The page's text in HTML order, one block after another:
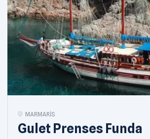
MARMARIS
Gulet Prenses Funda